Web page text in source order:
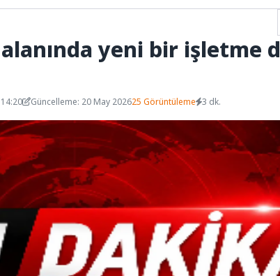
alanında yeni bir işletme
Güncelleme: 20 May 202625 Görüntüleme 3 dk.